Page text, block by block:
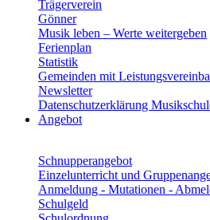
Trägerverein
Gönner
Musik leben – Werte weitergeben
Ferienplan
Statistik
Gemeinden mit
Newsletter
Datenschutzerklärung
Angebot
Schnupperangebot
Einzelunterricht und
Anmeldung - Mutationen -
Schulgeld